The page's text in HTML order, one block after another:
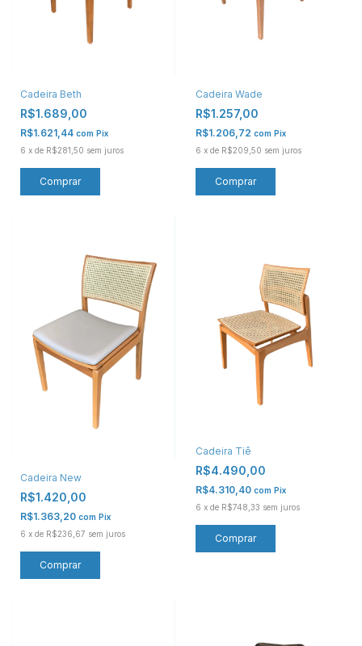
Cadeira Beth
R$1.689,00
R$1.621,44 com Pix
6 x de R$281,50 sem juros
Comprar
Cadeira Wade
R$1.257,00
R$1.206,72 com Pix
6 x de R$209,50 sem juros
Comprar
Cadeira New
R$1.420,00
R$1.363,20 com Pix
6 x de R$236,67 sem juros
Comprar
Cadeira Tiê
R$4.490,00
R$4.310,40 com Pix
6 x de R$748,33 sem juros
Comprar